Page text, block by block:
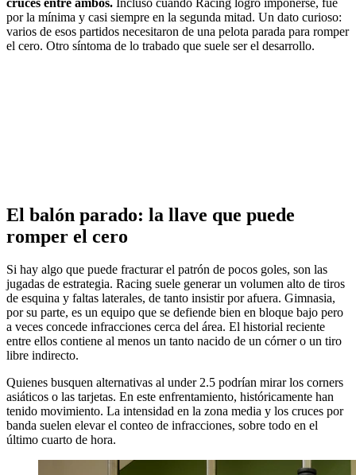
por la mínima y casi siempre en la segunda mitad. Un dato curioso:
varios de esos partidos necesitaron de una pelota parada para romper
el cero. Otro síntoma de lo trabado que suele ser el desarrollo.
El balón parado: la llave que puede
romper el cero
Si hay algo que puede fracturar el patrón de pocos goles, son las
jugadas de estrategia. Racing suele generar un volumen alto de tiros
de esquina y faltas laterales, de tanto insistir por afuera. Gimnasia,
por su parte, es un equipo que se defiende bien en bloque bajo pero
a veces concede infracciones cerca del área. El historial reciente
entre ellos contiene al menos un tanto nacido de un córner o un tiro
libre indirecto.
Quienes busquen alternativas al under 2.5 podrían mirar los corners
asiáticos o las tarjetas. En este enfrentamiento, históricamente han
tenido movimiento. La intensidad en la zona media y los cruces por
banda suelen elevar el conteo de infracciones, sobre todo en el
último cuarto de hora.